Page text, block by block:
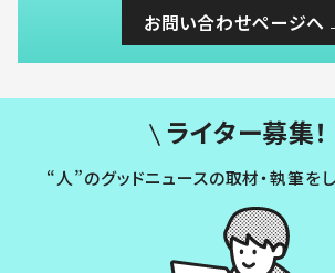
お問い合わせページへ
ライター募集！
“人”のグッドニュースの取材・執筆を